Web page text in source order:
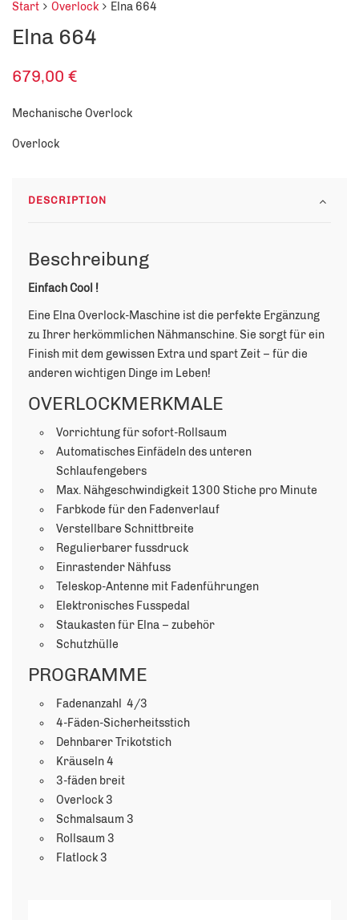
Start Overlock Elna 664
Elna 664
679,00 €
Mechanische Overlock
Overlock
DESCRIPTION
Beschreibung
Einfach Cool !
Eine Elna Overlock-Maschine ist die perfekte Ergänzung
zu Ihrer herkömmlichen Nähmanschine. Sie sorgt für ein
Finish mit dem gewissen Extra und spart Zeit – für die
anderen wichtigen Dinge im Leben!
OVERLOCKMERKMALE
Vorrichtung für sofort-Rollsaum
Automatisches Einfädeln des unteren
Schlaufengebers
Max. Nähgeschwindigkeit 1300 Stiche pro Minute
Farbkode für den Fadenverlauf
Verstellbare Schnittbreite
Regulierbarer fussdruck
Einrastender Nähfuss
Teleskop-Antenne mit Fadenführungen
Elektronisches Fusspedal
Staukasten für Elna – zubehör
Schutzhülle
PROGRAMME
Fadenanzahl 4/3
4-Fäden-Sicherheitsstich
Dehnbarer Trikotstich
Kräuseln 4
3-fäden breit
Overlock 3
Schmalsaum 3
Rollsaum 3
Flatlock 3